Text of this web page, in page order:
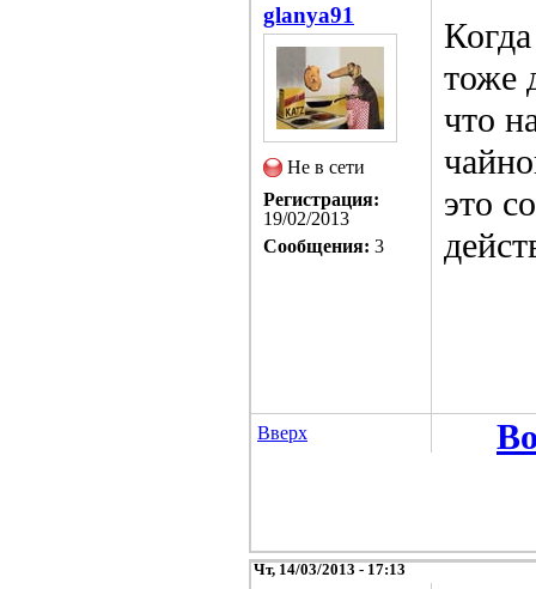
glanya91
Не в сети
Регистрация:
19/02/2013
Сообщения: 3
тоже
что
это
Вверх
Чт, 14/03/2013 - 17:13